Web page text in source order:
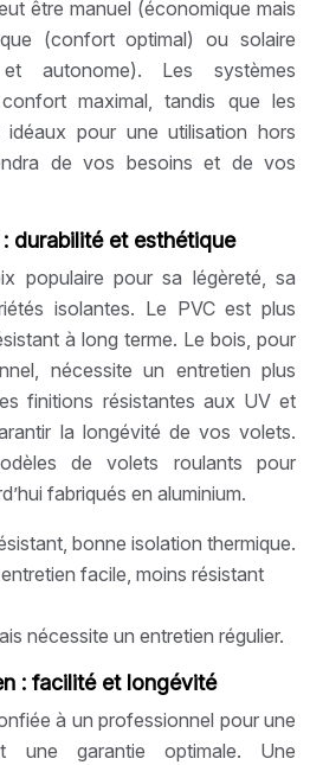
être manuel (économique mais
(confort optimal) ou solaire
autonome). Les systèmes
maximal, tandis que les
pour une utilisation hors
de vos besoins et de vos
durabilité et esthétique
populaire pour sa légèreté, sa
isolantes. Le PVC est plus
à long terme. Le bois, pour
nécessite un entretien plus
finitions résistantes aux UV et
la longévité de vos volets.
de volets roulants pour
fabriqués en aluminium.
bonne isolation thermique.
facile, moins résistant
nécessite un entretien régulier.
: facilité et longévité
à un professionnel pour une
une garantie optimale. Une